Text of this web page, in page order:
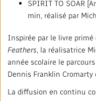
SPIRIT TO SOAR
min, réalisé par
Inspirée par le livre primé
Feathers , la réalisatrice
année scolaire le
Dennis Franklin Cromarty
La diffusion en continu